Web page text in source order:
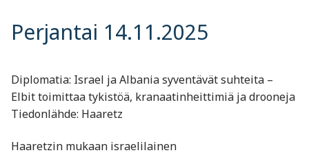
Perjantai 14.11.2025
Diplomatia: Israel ja Albania syventävät suhteita –
Elbit toimittaa tykistöä, kranaatinheittimiä ja drooneja
Tiedonlähde: Haaretz
Haaretzin mukaan israelilainen